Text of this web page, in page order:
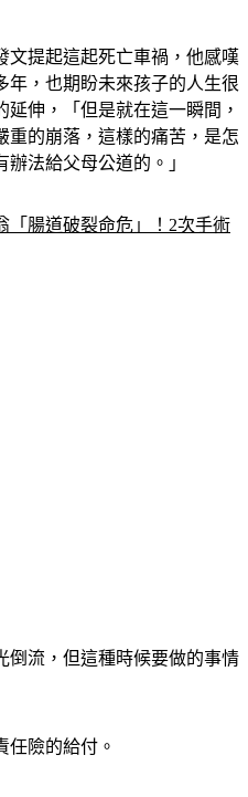
文提起這起死亡車禍，他感嘆
年，也期盼未來孩子的人生很
伸，「但是就在這一瞬間，
重的崩落，這樣的痛苦，是怎
法給父母公道的。」
「腸道破裂命危」！2次手術
倒流，但這種時候要做的事情
任險的給付。